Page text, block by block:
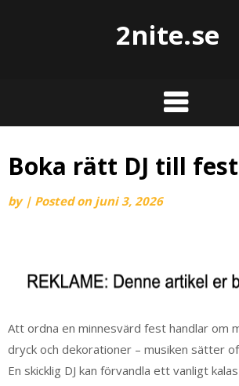
2nite.se
Boka rätt DJ till
by | Posted on juni 3, 2026
Att ordna en minnesvärd fest handlar om
dryck och dekorationer – musiken sätter
En skicklig DJ kan förvandla ett vanligt